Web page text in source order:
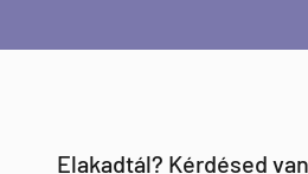
Elakadtál? Kérdésed